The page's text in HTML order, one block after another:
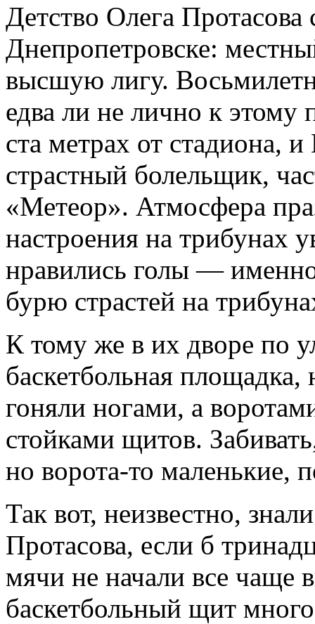
Детство Олега
Днепропетровске:
высшую лигу.
едва ли не лично к
ста метрах от стадиона,
страстный болельщик,
«Метеор». Атмосфера
настроения на трибунах
нравились голы —
бурю страстей на
К тому же в их дворе по
баскетбольная
гоняли ногами, а
стойками щитов.
но ворота-то маленькие,
Так вот, неизвестно,
Протасова, если б
мячи не начали все чаще
баскетбольный щит